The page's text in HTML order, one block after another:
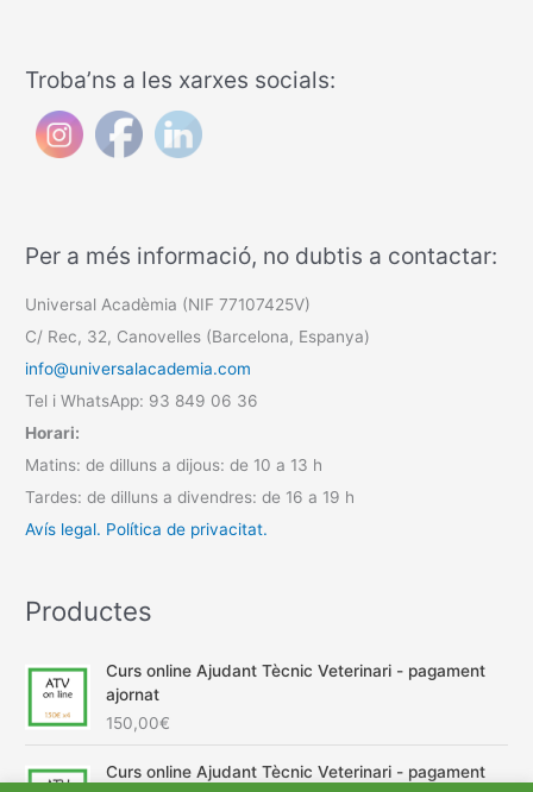
Troba’ns a les xarxes socials:
Per a més informació, no dubtis a contactar:
Universal Acadèmia (NIF 77107425V)
C/ Rec, 32, Canovelles (Barcelona, Espanya)
info@universalacademia.com
Tel i WhatsApp: 93 849 06 36
Horari:
Matins: de dilluns a dijous: de 10 a 13 h
Tardes: de dilluns a divendres: de 16 a 19 h
Avís legal. Política de privacitat.
Productes
Curs online Ajudant Tècnic Veterinari - pagament
ajornat
150,00€
Curs online Ajudant Tècnic Veterinari - pagament